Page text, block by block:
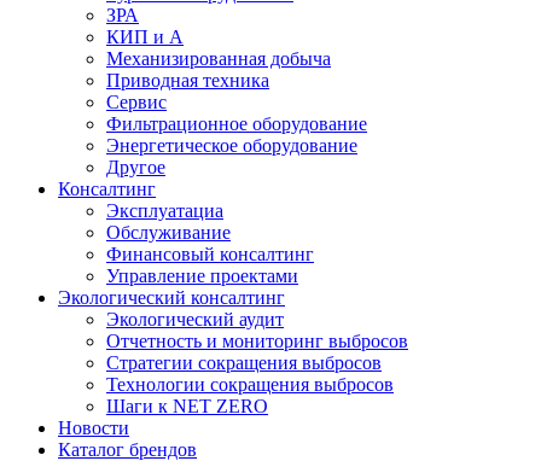
ЗРА
КИП и А
Механизированная добыча
Приводная техника
Сервис
Фильтрационное оборудование
Энергетическое оборудование
Другое
Консалтинг
Эксплуатациа
Обслуживание
Финансовый консалтинг
Управление проектами
Экологический консалтинг
Экологический аудит
Отчетность и мониторинг выбросов
Стратегии сокращения выбросов
Технологии сокращения выбросов
Шаги к NET ZERO
Новости
Каталог брендов